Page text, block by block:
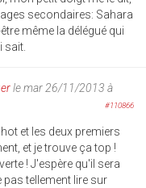
secondaires: Sahara
même la délégué qui
sait.
le mar 26/11/2013 à
#110866
et les deux premiers
et je trouve ça top !
! J'espère qu'il sera
pas tellement lire sur